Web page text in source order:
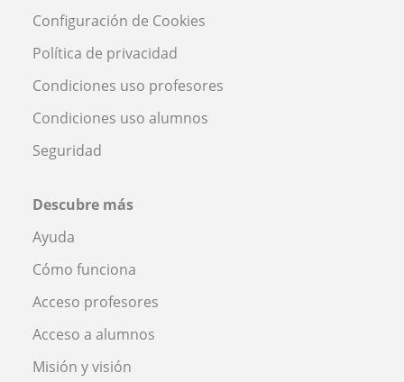
Configuración de Cookies
Política de privacidad
Condiciones uso profesores
Condiciones uso alumnos
Seguridad
Descubre más
Ayuda
Cómo funciona
Acceso profesores
Acceso a alumnos
Misión y visión